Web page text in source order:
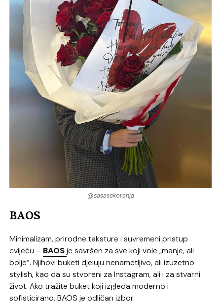
@sasasekoranja
BAOS
Minimalizam, prirodne teksture i suvremeni pristup
cvijeću – BAOSje savršen za sve koji vole „manje, ali
bolje“. Njihovi buketi djeluju nenametljivo, ali izuzetno
stylish, kao da su stvoreni za Instagram, ali i za stvarni
život. Ako tražite buket koji izgleda moderno i
sofisticirano, BAOS je odličan izbor.